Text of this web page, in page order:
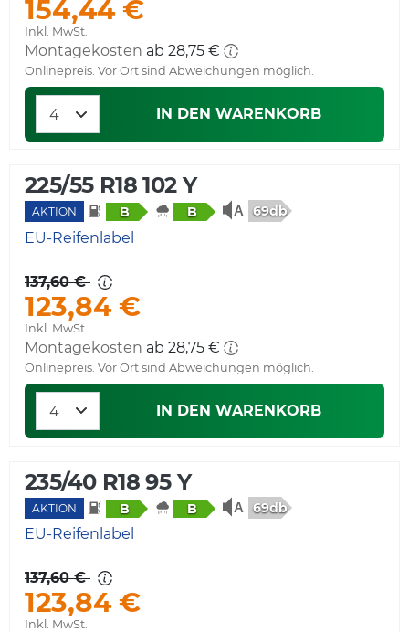
154,44 €
Inkl. MwSt.
Montagekosten ab 28,75 €
Onlinepreis. Vor Ort sind Abweichungen möglich.
IN DEN WARENKORB
225/55 R18 102 Y
AKTION B B 69db
EU-Reifenlabel
137,60 €
123,84 €
Inkl. MwSt.
Montagekosten ab 28,75 €
Onlinepreis. Vor Ort sind Abweichungen möglich.
IN DEN WARENKORB
235/40 R18 95 Y
AKTION B B 69db
EU-Reifenlabel
137,60 €
123,84 €
Inkl. MwSt.